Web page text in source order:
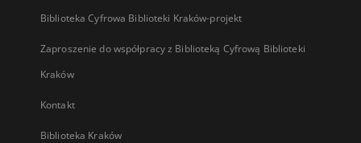
Biblioteka Cyfrowa Biblioteki Kraków-projekt
Zaproszenie do współpracy z Biblioteką Cyfrową Biblioteki
Kraków
Kontakt
Biblioteka Kraków